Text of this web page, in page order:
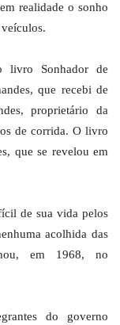
realidade o sonho
livro Sonhador de
que recebi de
proprietário da
de corrida. O livro
que se revelou em
de sua vida pelos
acolhida das
em 1968, no
do governo